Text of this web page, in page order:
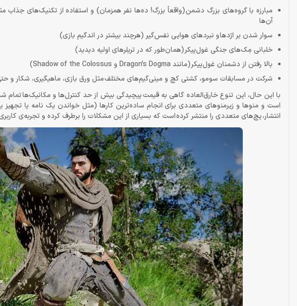
مبارزه با گروه‌های بزرگ دشمن (واقعاً بزرگ! ده‌ها نفر همزمان) و استفاده از تکنیک‌های
آن‌ها
سوار شدن بر اژدها و نبردهای هوایی نفس‌گیر (هرچند بیشتر در اندگیم بازی)
خلبانی مِک‌های جنگی غول‌پیکر (همان‌طور که در تریلرهای اولیه دیدید)
بالا رفتن از دشمنان غول‌پیکر (مانند Dragon’s Dogma و Shadow of the Colossus)
شرکت در مسابقات سومو، کشتی کچ و مینی‌گیم‌های مختلف مثل ورق بازی، ماهیگیری، شکار و
با این حال، این تنوع خارق‌العاده گاهی به قیمت پیچیدگی بیش از حد کنترل‌ها و مکانیک‌ها تمام
است و منوها و زیرمنوهای متعددی برای انجام ساده‌ترین کارها (مثل خواندن یک نامه یا
انتشار، پچ‌های متعددی را منتشر کرده است که بسیاری از این مشکلات را برطرف کرده و تجربه‌ی کاربری